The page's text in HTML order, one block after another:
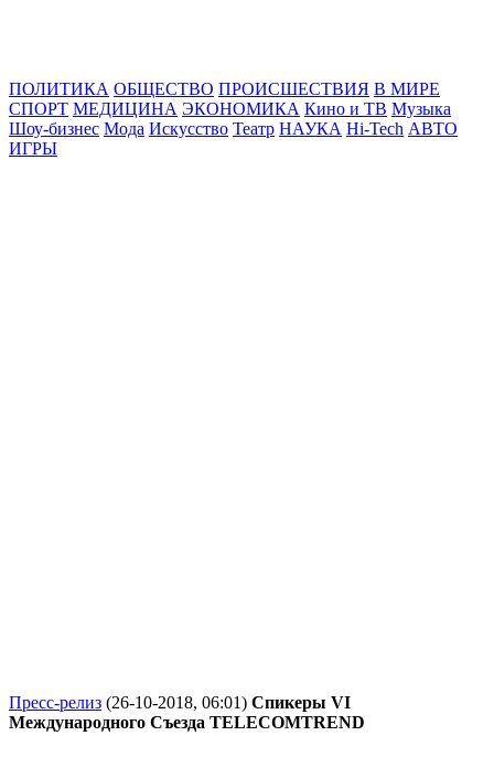
ПОЛИТИКА ОБЩЕСТВО ПРОИСШЕСТВИЯ В МИРЕ
СПОРТ МЕДИЦИНА ЭКОНОМИКА Кино и ТВ Музыка
Шоу-бизнес Мода Искусство Театр НАУКА Hi-Tech АВТО
ИГРЫ
Пресс-релиз (26-10-2018, 06:01) Спикеры VI
Международного Съезда TELECOMTREND